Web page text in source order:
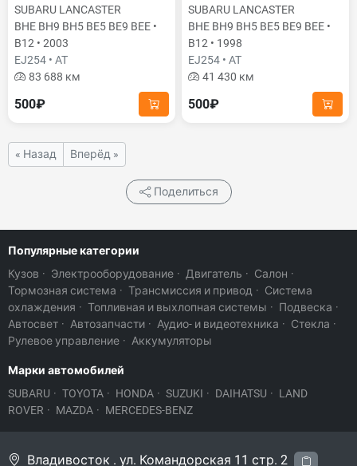
SUBARU LANCASTER
BHE BH9 BH5 BE5 BE9 BEE •
B12 • 2003
EJ254 • AT
83 688 км
500₽
SUBARU LANCASTER
BHE BH9 BH5 BE5 BE9 BEE •
B12 • 1998
EJ254 • AT
41 430 км
500₽
« Назад Вперёд »
Поделиться
Популярные категории
Кузов · Электрооборудование · Двигатель · Салон ·
Тормозная система · Трансмиссия и привод · Система
охлаждения · Топливная и выхлопная системы · Подвеска ·
Автосвет · Автозапчасти · Аудио- и видеотехника · Стекла ·
Рулевое управление · Аккумуляторы
Марки автомобилей
SUBARU · TOYOTA · HONDA · SUZUKI · DAIHATSU · LAND
ROVER · MAZDA · MERCEDES-BENZ
Владивосток . ул. Командорская 11 стр. 2